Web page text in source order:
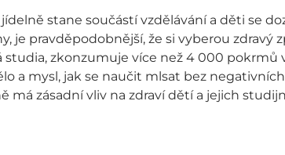
stane součástí vzdělávání a děti se
je pravděpodobnější, že si vyberou zdravý
zkonzumuje více než 4 000 pokrmů
a mysl, jak se naučit mlsat bez
zásadní vliv na zdraví dětí a jejich